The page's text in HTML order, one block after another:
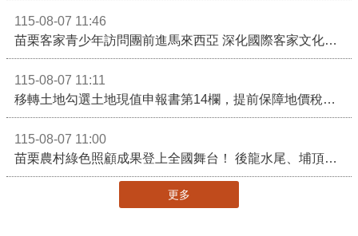
115-08-07 11:46
苗栗客家青少年訪問團前進馬來西亞 深化國際客家文化交流
115-08-07 11:11
移轉土地勾選土地現值申報書第14欄，提前保障地價稅節稅權益
115-08-07 11:00
苗栗農村綠色照顧成果登上全國舞台！ 後龍水尾、埔頂社區前進2026高齡健康產業博覽會
更多